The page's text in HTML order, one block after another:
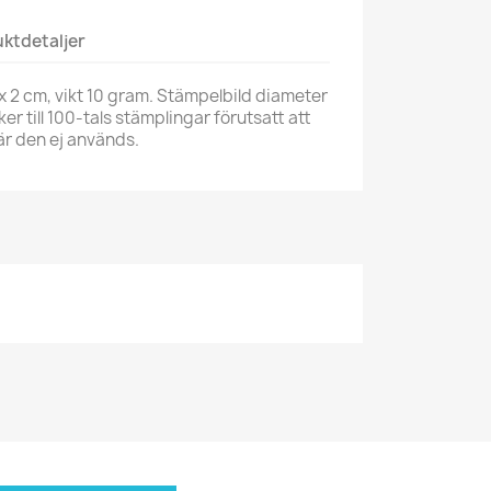
2 cm, vikt 10 gram. Stämpelbild diameter
till 100-tals stämplingar förutsatt att
den ej används.